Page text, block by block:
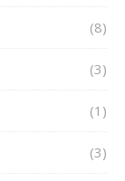
(8)
(3)
(1)
(3)